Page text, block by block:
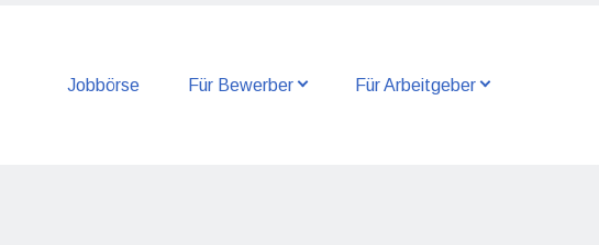
Jobbörse Für Bewerber Für Arbeitgeber